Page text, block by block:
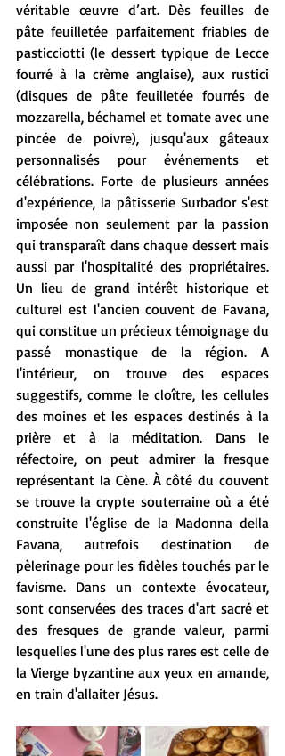
véritable œuvre d’art. Dès feuilles de
pâte feuilletée parfaitement friables de
pasticciotti (le dessert typique de Lecce
fourré à la crème anglaise), aux rustici
(disques de pâte feuilletée fourrés de
mozzarella, béchamel et tomate avec une
pincée de poivre), jusqu'aux gâteaux
personnalisés pour événements et
célébrations. Forte de plusieurs années
d'expérience, la pâtisserie Surbador s'est
imposée non seulement par la passion
qui transparaît dans chaque dessert mais
aussi par l'hospitalité des propriétaires.
Un lieu de grand intérêt historique et
culturel est l'ancien couvent de Favana,
qui constitue un précieux témoignage du
passé monastique de la région. A
l'intérieur, on trouve des espaces
suggestifs, comme le cloître, les cellules
des moines et les espaces destinés à la
prière et à la méditation. Dans le
réfectoire, on peut admirer la fresque
représentant la Cène. À côté du couvent
se trouve la crypte souterraine où a été
construite l'église de la Madonna della
Favana, autrefois destination de
pèlerinage pour les fidèles touchés par le
favisme. Dans un contexte évocateur,
sont conservées des traces d'art sacré et
des fresques de grande valeur, parmi
lesquelles l'une des plus rares est celle de
la Vierge byzantine aux yeux en amande,
en train d'allaiter Jésus.